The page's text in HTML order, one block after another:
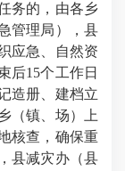
务的，由各乡
管理局），县
应急、自然资
后15个工作日
造册、建档立
（镇、场）上
核查，确保重
县减灾办（县